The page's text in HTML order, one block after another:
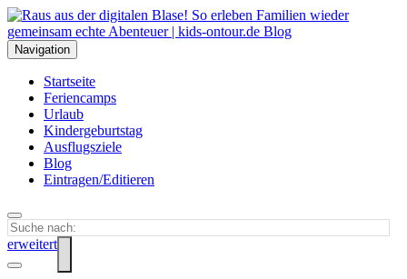
Navigation
Startseite
Feriencamps
Urlaub
Kindergeburtstag
Ausflugsziele
Blog
Eintragen/Editieren
erweitert